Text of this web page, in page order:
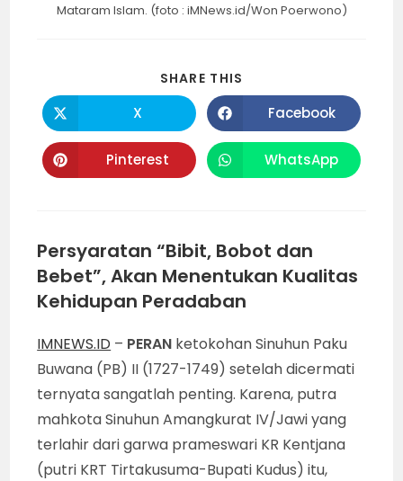
Mataram Islam. (foto : iMNews.id/Won Poerwono)
SHARE THIS
Opens
in
a
new
window
X Opens
in
a
new
window
Facebook
Opens
in
Pinterest Opens
in
WhatsApp
Persyaratan “Bibit, Bobot dan
Bebet”, Akan Menentukan Kualitas
Kehidupan Peradaban
IMNEWS.ID – PERAN ketokohan Sinuhun Paku
Buwana (PB) II (1727-1749) setelah dicermati
ternyata sangatlah penting. Karena, putra
mahkota Sinuhun Amangkurat IV/Jawi yang
terlahir dari garwa prameswari KR Kentjana
(putri KRT Tirtakusuma-Bupati Kudus) itu,